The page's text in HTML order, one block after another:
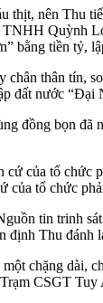
thịt, nên Thu
Quỳnh
bằng tiền
thân tín,
đất nước “Đại
đồng bọn đã
của tổ chức
tin trinh
định Thu đánh
chặng dài,
CSGT